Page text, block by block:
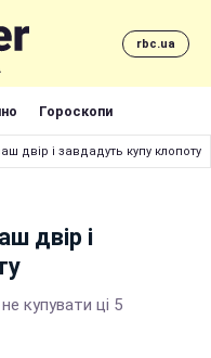
rbc.ua
Гороскопи
двір і завдадуть купу клопоту
двір і
купувати ці 5